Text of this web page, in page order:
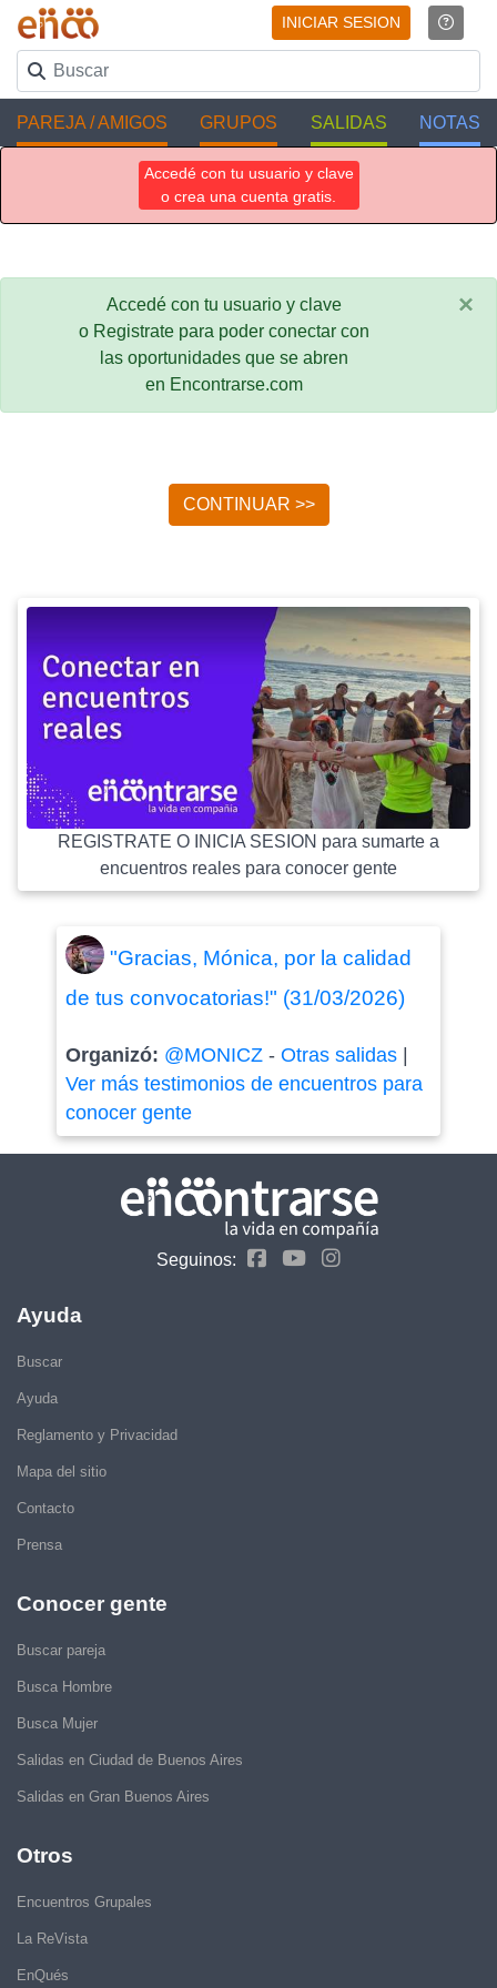
INICIAR SESION
PAREJA / AMIGOS GRUPOS SALIDAS NOTAS
Accedé con tu usuario y clave
o crea una cuenta gratis.
Accedé con tu usuario y clave
o Registrate para poder conectar con
las oportunidades que se abren
en Encontrarse.com
×
CONTINUAR >>
REGISTRATE O INICIA SESION para sumarte a
encuentros reales para conocer gente
"Gracias, Mónica, por la calidad
de tus convocatorias!" (31/03/2026)
Organizó: @MONICZ- Otras salidas|
Ver más testimonios de encuentros para
conocer gente
Seguinos:
Ayuda
Buscar
Ayuda
Reglamento y Privacidad
Mapa del sitio
Contacto
Prensa
Conocer gente
Buscar pareja
Busca Hombre
Busca Mujer
Salidas en Ciudad de Buenos Aires
Salidas en Gran Buenos Aires
Otros
Encuentros Grupales
La ReVista
EnQués